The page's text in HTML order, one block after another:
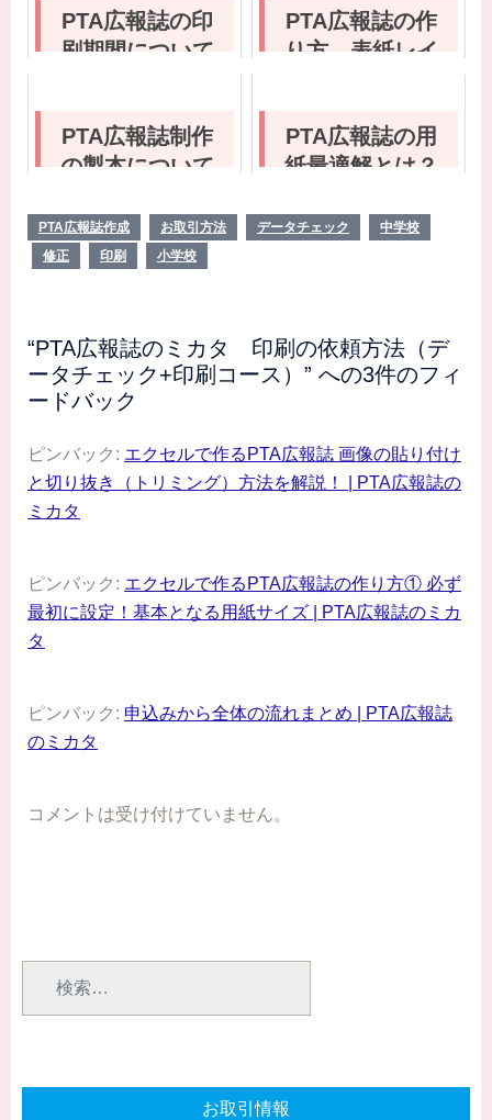
PTA広報誌の印
刷期間について
PTA広報誌の作
り方 表紙レイ
PTA広報誌制作
の製本について
６ページについ
て解説します
PTA広報誌の用
紙最適解とは？
称から選び方ま
PTA広報誌作成 お取引方法 データチェック
中学校
修正
印刷 小学校
“PTA広報誌のミカタ 印刷の依頼方法（デ
ータチェック+印刷コース） ” への3件のフィ
ードバック
ピンバック: エクセルで作るPTA広報誌 画像の貼り付け
と切り抜き（トリミング）方法を解説！ | PTA広報誌の
ミカタ
ピンバック: エクセルで作るPTA広報誌の作り方① 必ず
最初に設定！基本となる用紙サイズ | PTA広報誌のミカ
タ
ピンバック: 申込みから全体の流れまとめ | PTA広報誌
のミカタ
コメントは受け付けていません。
お取引情報